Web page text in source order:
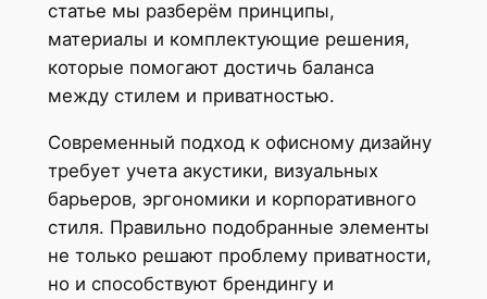
статье мы разберём принципы,
материалы и комплектующие решения,
которые помогают достичь баланса
между стилем и приватностью.
Современный подход к офисному дизайну
требует учета акустики, визуальных
барьеров, эргономики и корпоративного
стиля. Правильно подобранные элементы
не только решают проблему приватности,
но и способствуют брендингу и